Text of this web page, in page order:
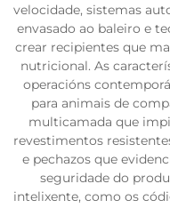
velocidade, sistemas
envasado ao baleiro e
crear recipientes que
nutricional. As
operacións
para animais de
multicamada que
revestimentos
e pechazos que
seguridade do
intelixente, como os